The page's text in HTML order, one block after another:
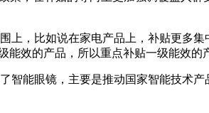
，比如说在家电产品上，补贴更多
效的产品，所以重点补贴一级能效
能眼镜，主要是推动国家智能技术